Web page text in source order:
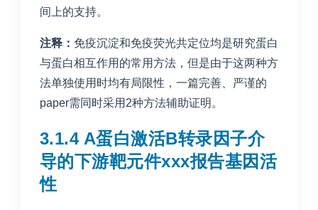
间上的支持。
注释： 免疫沉淀和免疫荧光共定位均是研究蛋白
与蛋白相互作用的常用方法，但是由于这两种方
法单独使用时均有局限性，一篇完善、严谨的
paper需同时采用2种方法辅助证明。
3.1.4 A蛋白激活B转录因子介
导的下游靶元件xxx报告基因活
性